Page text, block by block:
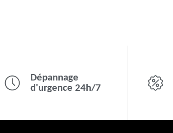
Dépannage
d'urgence 24h/7